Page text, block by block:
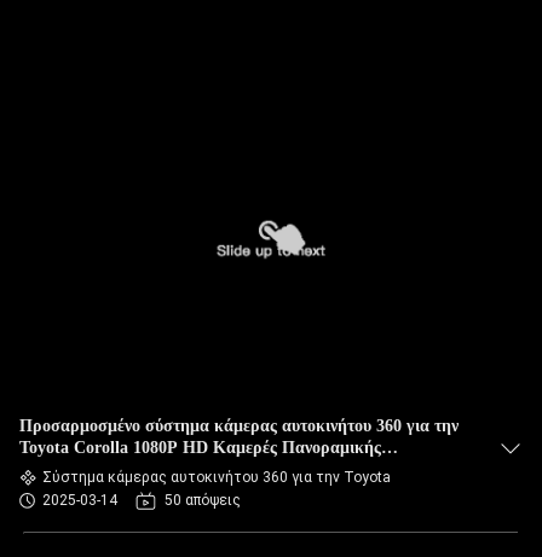
Προσαρμοσμένο σύστημα κάμερας αυτοκινήτου 360 για την
Toyota Corolla 1080P HD Καμερές Πανοραμικής
Επισκόπησης
Σύστημα κάμερας αυτοκινήτου 360 για την Toyota
2025-03-14
50 απόψεις